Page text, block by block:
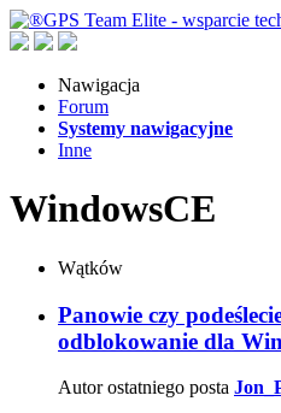
Nawigacja
Forum
Systemy nawigacyjne
Inne
WindowsCE
Wątków
Panowie czy
odblokowanie dla
Autor ostatniego posta